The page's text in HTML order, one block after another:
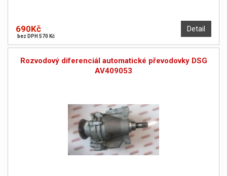
Detail
690Kč
bez DPH 570 Kč
Rozvodový diferenciál automatické převodovky DSG
AV409053